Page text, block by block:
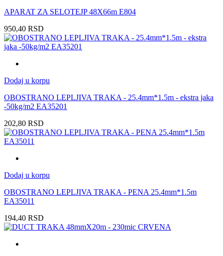
APARAT ZA SELOTEJP 48X66m E804
950,40 RSD
Dodaj u korpu
OBOSTRANO LEPLJIVA TRAKA - 25.4mm*1.5m - ekstra jaka
-50kg/m2 EA35201
202,80 RSD
Dodaj u korpu
OBOSTRANO LEPLJIVA TRAKA - PENA 25.4mm*1.5m
EA35011
194,40 RSD